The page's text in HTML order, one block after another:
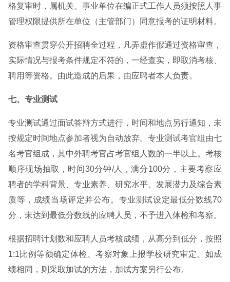
格复审时，属机关、事业单位在编正式工作人员须按照人事
管理权限提供所在单位（主管部门）同意报考的证明材料。
资格审查贯穿公开招聘全过程，凡弄虚作假通过资格审查，
实际情况与报考条件规定不符的，一经查实，即取消考核、
聘用等资格。由此造成的后果，由应聘者本人负责。
七、专业测试
专业测试通过面试答辩方式进行，时间和地点另行通知，未
按规定时间地点参加者视为自动放弃。专业测试考官组由七
名考官组成，其中外聘考官占考官组人数的一半以上。考核
顺序现场抽取，时间30分钟/人，满分100分，主要考察应
聘者的学科背景、专业素养、研究水平、发展潜力及综合素
质等，成绩当场评定并公布。专业测试设定最低分数线70
分，未达到最低分数线的应聘人员，不予进入体检和考察。
根据招聘计划数和应聘人员考核成绩，从高分到低分，按照
1:1比例等额确定体检、考察对象上报学校研究审定。如成
绩相同，则采取加试的方法，加试方案另行公布。